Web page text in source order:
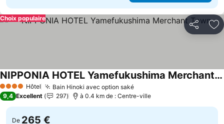
Partager
Choix populaire
4 Étoiles Hôtel Bain Hinoki avec option sakéConsulter les prix
NIPPONIA HOTEL Yamefukushima Merchant Town
Consulter les prix
9,4 Excellent 297 à 0.4 km de : Centre-ville
De 265 €